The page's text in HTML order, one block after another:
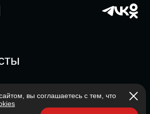
вы соглашаетесь с тем, что